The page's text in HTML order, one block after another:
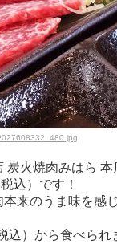
火焼肉みはら
込）です！
来のうま味を感
）から食べられ